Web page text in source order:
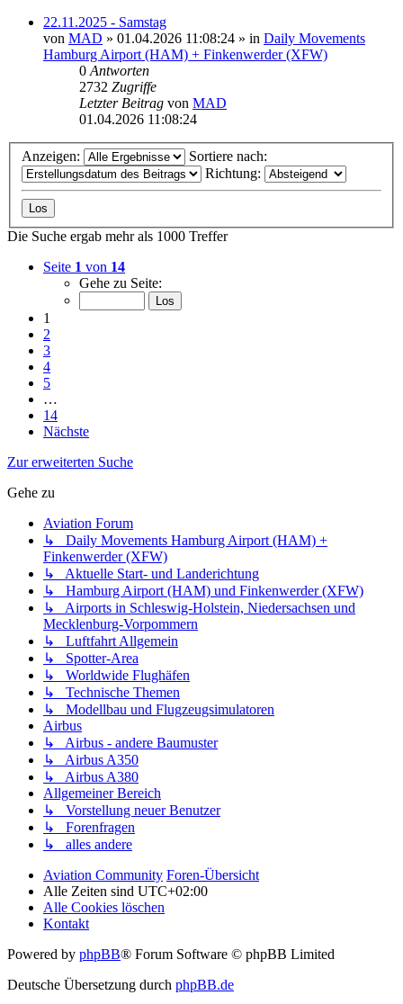
22.11.2025 - Samstag
von MAD » 01.04.2026 11:08:24 » in Daily Movements
Hamburg Airport (HAM) + Finkenwerder (XFW)
0 Antworten
2732 Zugriffe
Letzter Beitrag von MAD
01.04.2026 11:08:24
Anzeigen:
Sortiere nach:
Richtung:
Die Suche ergab mehr als 1000 Treffer
Seite 1 von 14
Gehe zu Seite:
1
2
3
4
5
…
14
Nächste
Zur erweiterten Suche
Gehe zu
Aviation Forum
↳ Daily Movements Hamburg Airport (HAM) +
Finkenwerder (XFW)
↳ Aktuelle Start- und Landerichtung
↳ Hamburg Airport (HAM) und Finkenwerder (XFW)
↳ Airports in Schleswig-Holstein, Niedersachsen und
Mecklenburg-Vorpommern
↳ Luftfahrt Allgemein
↳ Spotter-Area
↳ Worldwide Flughäfen
↳ Technische Themen
↳ Modellbau und Flugzeugsimulatoren
Airbus
↳ Airbus - andere Baumuster
↳ Airbus A350
↳ Airbus A380
Allgemeiner Bereich
↳ Vorstellung neuer Benutzer
↳ Forenfragen
↳ alles andere
Aviation Community Foren-Übersicht
Alle Zeiten sind UTC+02:00
Alle Cookies löschen
Kontakt
Powered by phpBB® Forum Software © phpBB Limited
Deutsche Übersetzung durch phpBB.de